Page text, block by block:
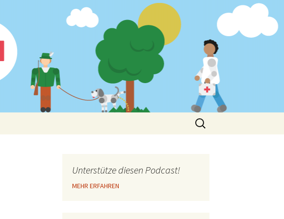
Suchen
nach:
Unterstütze diesen Podcast!
MEHR ERFAHREN